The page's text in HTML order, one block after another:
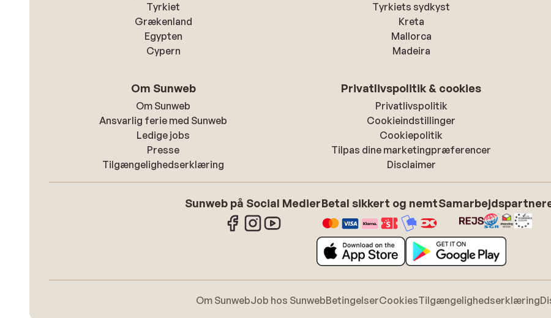
Tyrkiet
Grækenland
Egypten
Cypern
Tyrkiets sydkyst
Kreta
Mallorca
Madeira
Om Sunweb
Om Sunweb
Ansvarlig ferie med Sunweb
Ledige jobs
Presse
Tilgængelighedserklæring
Privatlivspolitik & cookies
Privatlivspolitik
Cookieindstillinger
Cookiepolitik
Tilpas dine marketingpræferencer
Disclaimer
Sunweb på Social MedierBetal sikkert og nemt
Om SunwebJob hos SunwebBetingelserCookiesTilgængelighedserklæring